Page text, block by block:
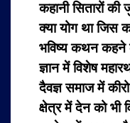
कहानी सितारों की
क्या योग था जिस
भविष्य कथन कहने
ज्ञान में विशेष
दैवज्ञ समाज में
क्षेत्र में देन को भी